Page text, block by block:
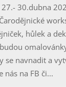
30.dubna
hůlek a
se navnadit a
nás na FB či...